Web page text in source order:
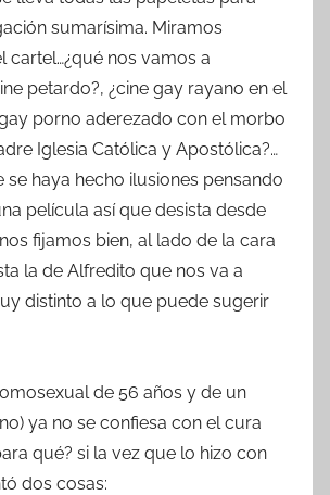
sumarísima. Miramos
cartel…¿qué nos vamos a
petardo?, ¿cine gay rayano en el
porno aderezado con el morbo
Iglesia Católica y Apostólica?…
haya hecho ilusiones pensando
película así que desista desde
fijamos bien, al lado de la cara
la de Alfredito que nos va a
distinto a lo que puede sugerir
de 56 años y de un
ya no se confiesa con el cura
qué? si la vez que lo hizo con
dos cosas: